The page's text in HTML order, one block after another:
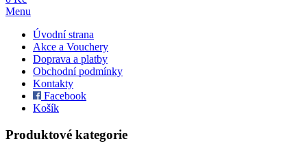
Menu
Úvodní strana
Akce a Vouchery
Doprava a platby
Obchodní podmínky
Kontakty
Facebook
Košík
Produktové kategorie